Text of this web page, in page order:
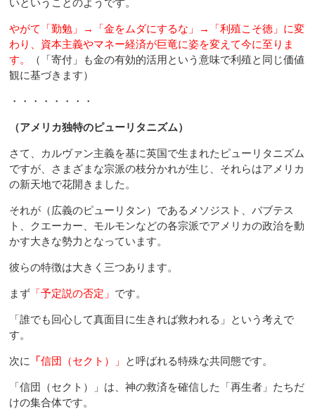
いということのようです。
やがて「勤勉」→「金をムダにするな」→「利殖こそ徳」に変
わり、資本主義やマネー経済が巨竜に姿を変えて今に至りま
す。
（「寄付」も金の有効的活用という意味で利殖と同じ価値
観に基づきます）
・・・・・・・・
（アメリカ独特のピューリタニズム）
さて、カルヴァン主義を基に英国で生まれたピューリタニズム
ですが、さまざまな宗派の枝分かれが生じ、それらはアメリカ
の新天地で花開きました。
それが（広義のピューリタン）であるメソジスト、バブテス
ト、クエーカー、モルモンなどの各宗派でアメリカの政治を動
かす大きな勢力となっています。
彼らの特徴は大きく三つあります。
まず 「予定説の否定」 です。
「誰でも回心して真面目に生きれば救われる」という考えで
す。
次に 「信団（セクト）」 と呼ばれる特殊な共同態です。
「信団（セクト）」は、神の救済を確信した「再生者」たちだ
けの集合体です。